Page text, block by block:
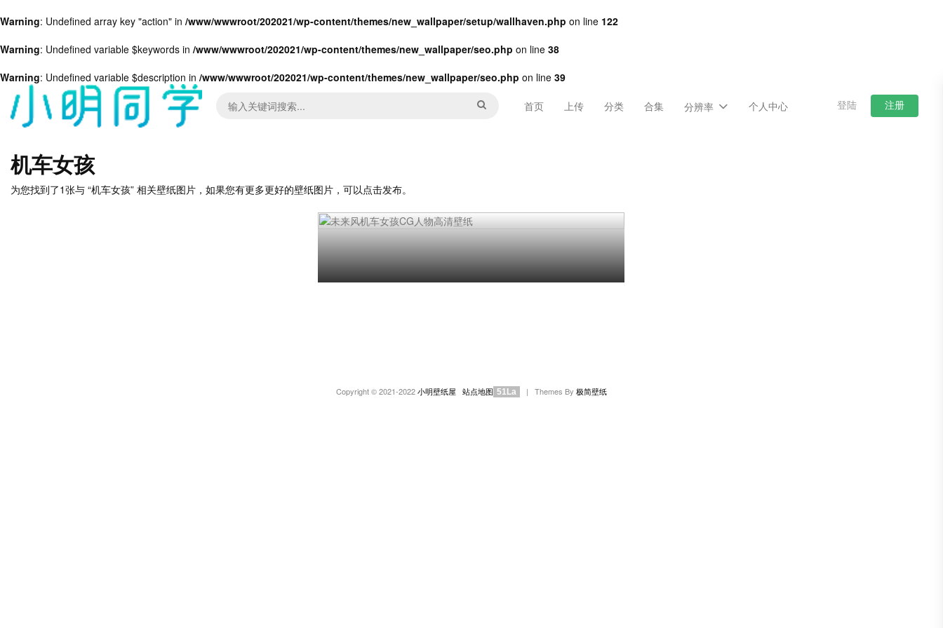
Warning: Undefined array key "action" in /www/wwwroot/202021/wp-content/themes/new_wallpaper/setup/wallhaven.php on line 122
Warning: Undefined variable $keywords in /www/wwwroot/202021/wp-content/themes/new_wallpaper/seo.php on line 38
Warning: Undefined variable $description in /www/wwwroot/202021/wp-content/themes/new_wallpaper/seo.php on line 39
首页 上传 分类 合集 分辨率 个人中心 登陆 注册
机车女孩
为您找到了1张与 “机车女孩” 相关壁纸图片，如果您有更多更好的壁纸图片，可以点击发布。
Copyright © 2021-2022小明壁纸屋 站点地图 51La | Themes By 极简壁纸